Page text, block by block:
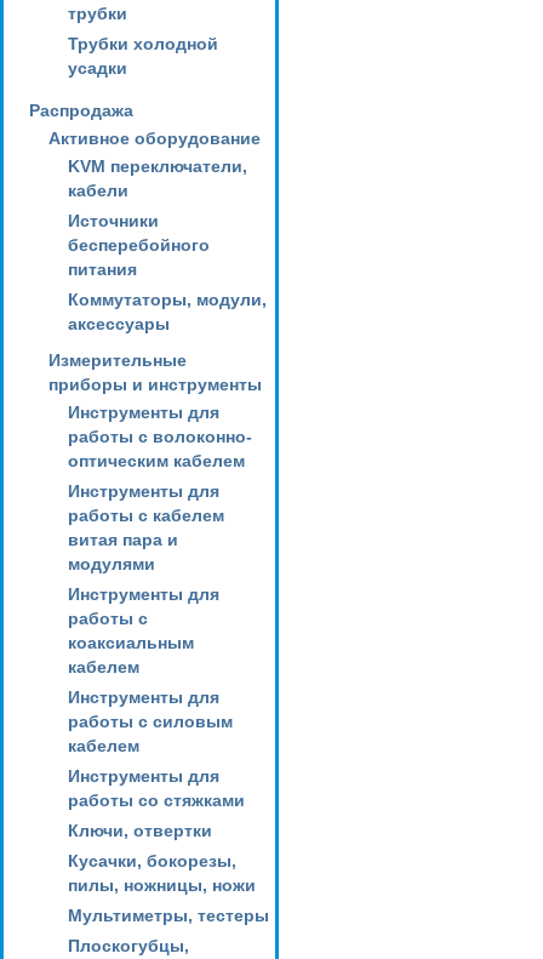
трубки
Трубки холодной
усадки
Распродажа
Активное оборудование
KVM переключатели,
кабели
Источники
бесперебойного
питания
Коммутаторы, модули,
аксессуары
Измерительные
приборы и инструменты
Инструменты для
работы с волоконно-
оптическим кабелем
Инструменты для
работы с кабелем
витая пара и
модулями
Инструменты для
работы с
коаксиальным
кабелем
Инструменты для
работы с силовым
кабелем
Инструменты для
работы со стяжками
Ключи, отвертки
Кусачки, бокорезы,
пилы, ножницы, ножи
Мультиметры, тестеры
Плоскогубцы,